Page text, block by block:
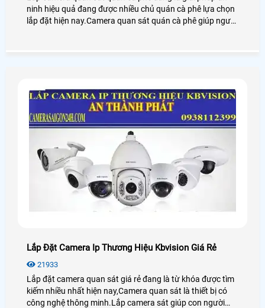
ninh hiệu quả đang được nhiều chủ quán cà phê lựa chọn
lắp đặt hiện nay.Camera quan sát quán cà phê giúp người
Lắp Đặt Camera Ip Thương Hiệu Kbvision Giá Rẻ
21933
Lắp đặt camera quan sát giá rẻ đang là từ khóa được tìm
kiếm nhiều nhất hiện nay,Camera quan sát là thiết bị có
công nghệ thông minh.Lắp camera sát giúp con người